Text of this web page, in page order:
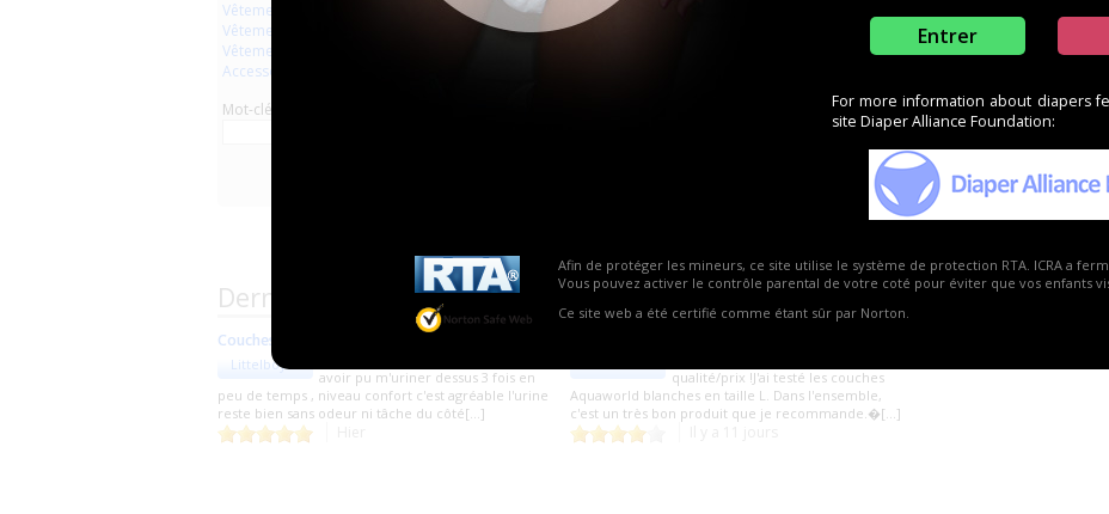
Entrer
For more information about diapers
site Diaper Alliance Foundation:
Afin de protéger les mineurs, ce site utilise le système de protection RTA. ICRA a
Vous pouvez activer le contrôle parental de votre coté pour éviter que vos enfants
Ce site web a été certifié comme étant sûr par Norton.
Vêtements
Vêtements en plastique
Vêtements en latex
Accessoires
Mot-clé
Derniers commentaires de produits
Couches blanches
Littelboy91
avoir pu m'uriner dessus 3 fois en
peu de temps , niveau confort c'est agréable l'urine
reste bien sans odeur ni tâche du côté[...]
qualité/prix !​J'ai testé les couches
Aquaworld blanches en taille L. Dans l'ensemble,
c'est un très bon produit que je recommande.�[...]